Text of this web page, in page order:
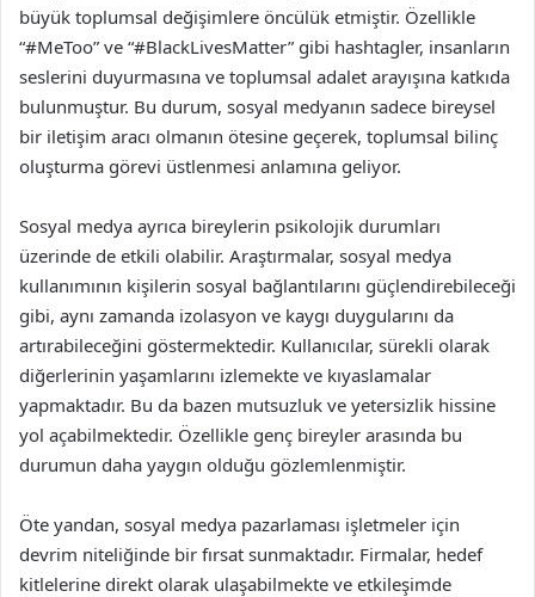
büyük toplumsal değişimlere öncülük etmiştir. Özellikle
“#MeToo” ve “#BlackLivesMatter” gibi hashtagler, insanların
seslerini duyurmasına ve toplumsal adalet arayışına katkıda
bulunmuştur. Bu durum, sosyal medyanın sadece bireysel
bir iletişim aracı olmanın ötesine geçerek, toplumsal bilinç
oluşturma görevi üstlenmesi anlamına geliyor.
Sosyal medya ayrıca bireylerin psikolojik durumları
üzerinde de etkili olabilir. Araştırmalar, sosyal medya
kullanımının kişilerin sosyal bağlantılarını güçlendirebileceği
gibi, aynı zamanda izolasyon ve kaygı duygularını da
artırabileceğini göstermektedir. Kullanıcılar, sürekli olarak
diğerlerinin yaşamlarını izlemekte ve kıyaslamalar
yapmaktadır. Bu da bazen mutsuzluk ve yetersizlik hissine
yol açabilmektedir. Özellikle genç bireyler arasında bu
durumun daha yaygın olduğu gözlemlenmiştir.
Öte yandan, sosyal medya pazarlaması işletmeler için
devrim niteliğinde bir fırsat sunmaktadır. Firmalar, hedef
kitlelerine direkt olarak ulaşabilmekte ve etkileşimde